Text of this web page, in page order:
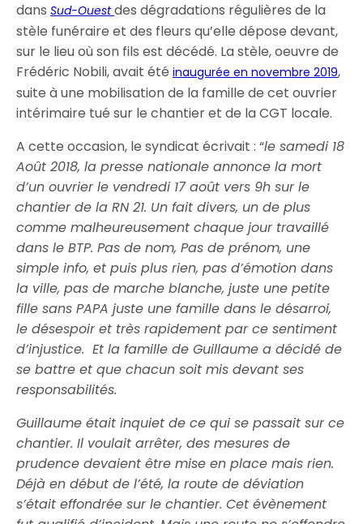
dansSud-Ouest des dégradations régulières de la
stèle funéraire et des fleurs qu’elle dépose devant,
sur le lieu où son fils est décédé. La stèle, oeuvre de
Frédéric Nobili, avait étéinaugurée en novembre 2019,
suite à une mobilisation de la famille de cet ouvrier
intérimaire tué sur le chantier et de la CGT locale.
A cette occasion, le syndicat écrivait : “le samedi 18
Août 2018, la presse nationale annonce la mort
d’un ouvrier le vendredi 17 août vers 9h sur le
chantier de la RN 21. Un fait divers, un de plus
comme malheureusement chaque jour travaillé
dans le BTP. Pas de nom, Pas de prénom, une
simple info, et puis plus rien, pas d’émotion dans
la ville, pas de marche blanche, juste une petite
fille sans PAPA juste une famille dans le désarroi,
le désespoir et très rapidement par ce sentiment
d’injustice. Et la famille de Guillaume a décidé de
se battre et que chacun soit mis devant ses
responsabilités.
Guillaume était inquiet de ce qui se passait sur ce
chantier. Il voulait arrêter, des mesures de
prudence devaient être mise en place mais rien.
Déjà en début de l’été, la route de déviation
s’était effondrée sur le chantier. Cet évènement